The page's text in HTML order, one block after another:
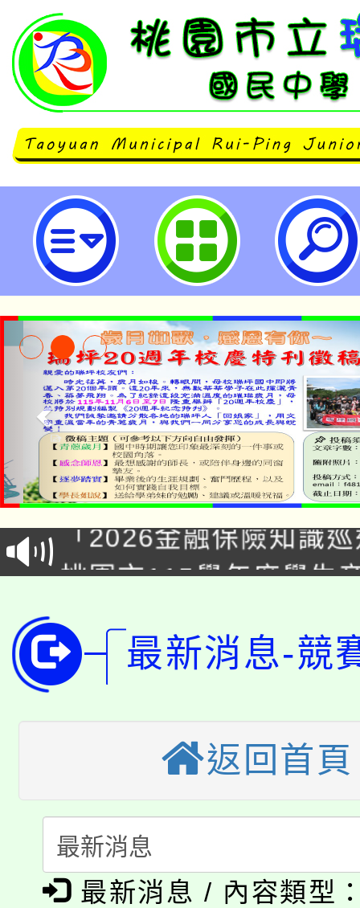
主旨：函轉本府有關「國防部
競技射擊比賽－北區初賽」活動簡
宣傳，請查照。-桃園市立瑞坪國民
公告本校115學年度第
代理(課)教師甄選結果(
「2026金融保險知識
車」活動
桃園市115學年度學生
代理(課)教師甄選結果(
公告本校115學年度第
代理(課)教師甄選結果(
轉知中國文化大學推廣
程，歡迎學生輔導中心
心理、諮商輔導、社會
系所師生報名參加。
轉知苗栗縣政府辦理
縣市「校園短影音徵
門員」簡章及活動海報
踴躍報名參加。
桃園市115學年度學生
要點
「桃園市補助參觀特色
展演活動實施計畫」
115年度「教育部表揚
義教育推展貢獻獎」
公告本校115學年度第
最新消息-競
返回首頁
最新消息 / 內容類型